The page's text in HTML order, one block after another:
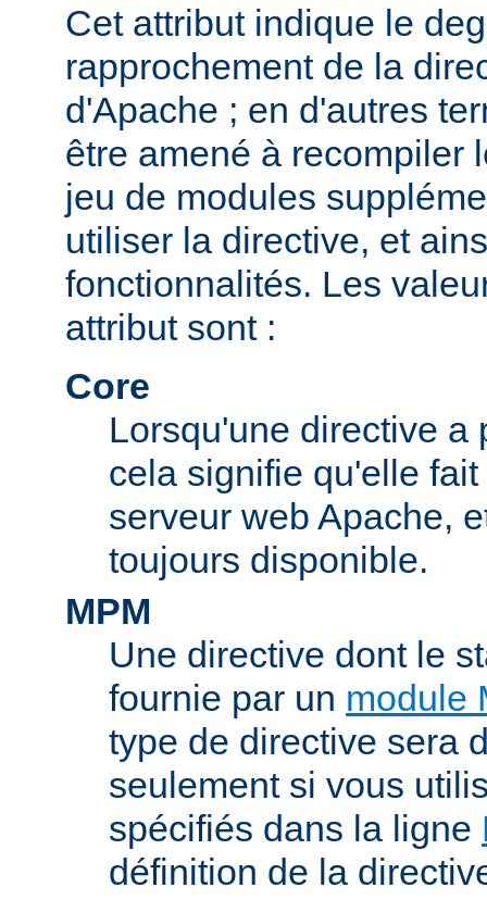
Cet attribut indique le
rapprochement de la
d'Apache ; en d'autres
être amené à recompiler
jeu de modules
utiliser la directive, et
fonctionnalités. Les
attribut sont :
Core
Lorsqu'une directive a
cela signifie qu'elle
serveur web Apache,
toujours disponible.
MPM
Une directive dont le
fournie par un module
type de directive sera
seulement si vous
spécifiés dans la ligne
définition de la